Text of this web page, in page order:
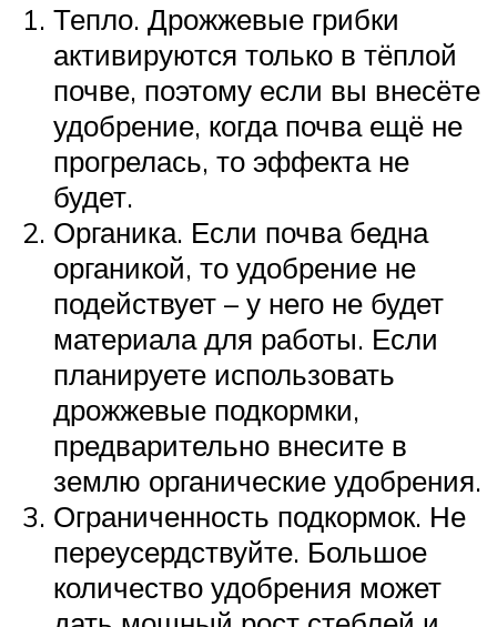
Тепло. Дрожжевые грибки
активируются только в тёплой
почве, поэтому если вы внесёте
удобрение, когда почва ещё не
прогрелась, то эффекта не
будет.
Органика. Если почва бедна
органикой, то удобрение не
подействует – у него не будет
материала для работы. Если
планируете использовать
дрожжевые подкормки,
предварительно внесите в
землю органические удобрения.
Ограниченность подкормок. Не
переусердствуйте. Большое
количество удобрения может